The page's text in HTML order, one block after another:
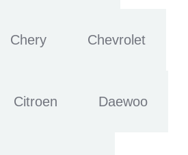
Chery Chevrolet
Citroen Daewoo